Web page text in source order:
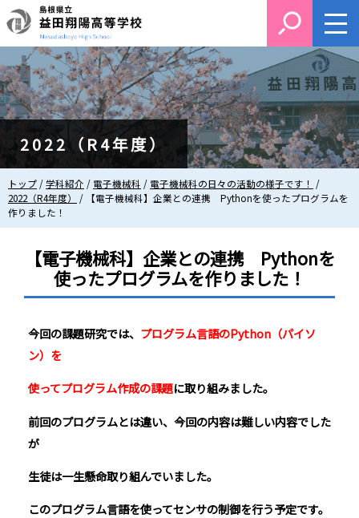
このページの本文へ
2022（R4年度）
現
在
の
位
トップ /学科紹介 / 電子機械科 / 電子機械科の日々の活動の様子です！ /
2022（R4年度）
/ 【電子機械科】企業との連携 Pythonを使ったプログラムを
作りました！
【電子機械科】企業との連携 Pythonを
使ったプログラムを作りました！
今回の課題研究では、 プログラム言語のPython（パイソ
ン）を
使ってプログラム作成の課題に取り組みました。
前回のプログラムとは違い、今回の内容は難しい内容でした
が
生徒は一生懸命取り組んでいました。
このプログラム言語を使ってセンサの制御を行う予定です。